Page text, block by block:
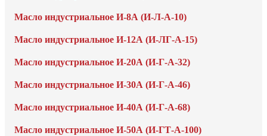
Масло индустриальное И-8А (И-Л-А-10)
Масло индустриальное И-12А (И-ЛГ-А-15)
Масло индустриальное И-20А (И-Г-А-32)
Масло индустриальное И-30А (И-Г-А-46)
Масло индустриальное И-40А (И-Г-А-68)
Масло индустриальное И-50А (И-ГТ-А-100)